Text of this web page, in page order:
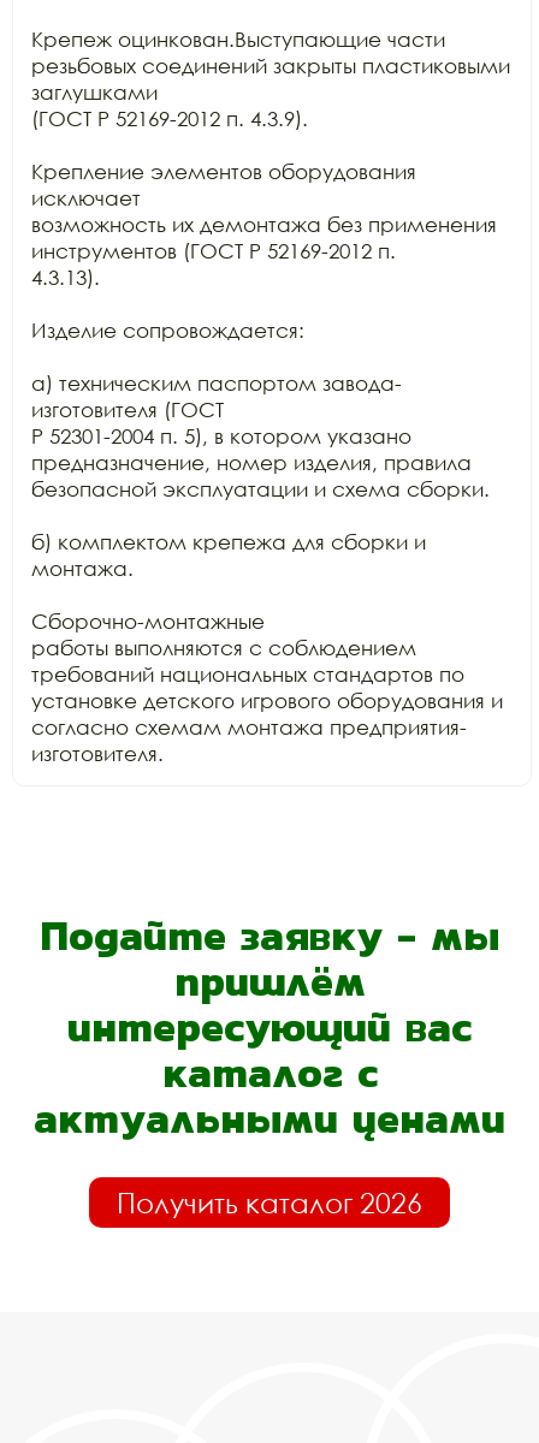
Крепеж оцинкован.Выступающие части
резьбовых соединений закрыты пластиковыми
заглушками
(ГОСТ Р 52169-2012 п. 4.3.9).
Крепление элементов оборудования
исключает
возможность их демонтажа без применения
инструментов (ГОСТ Р 52169-2012 п.
4.3.13).
Изделие сопровождается:
а) техническим паспортом завода-
изготовителя (ГОСТ
Р 52301-2004 п. 5), в котором указано
предназначение, номер изделия, правила
безопасной эксплуатации и схема сборки.
б) комплектом крепежа для сборки и
монтажа.
Сборочно-монтажные
работы выполняются с соблюдением
требований национальных стандартов по
установке детского игрового оборудования и
согласно схемам монтажа предприятия-
изготовителя.
Подайте заявку - мы
пришлём
интересующий вас
каталог с
актуальными ценами
Получить каталог 2026